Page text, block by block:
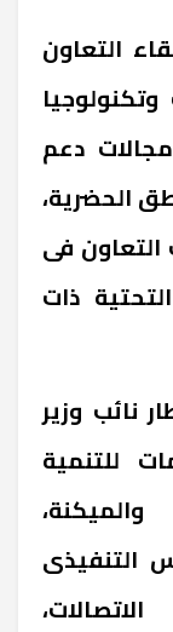
التعاون
دعم
الحضرية،
فى
ذات
نائب وزير
للتنمية
التنفيذى